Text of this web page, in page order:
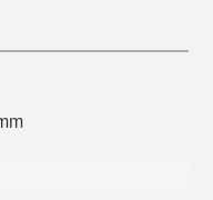
」
ものですか？」
く、姿勢を正して作
ワーカー達に褒めら